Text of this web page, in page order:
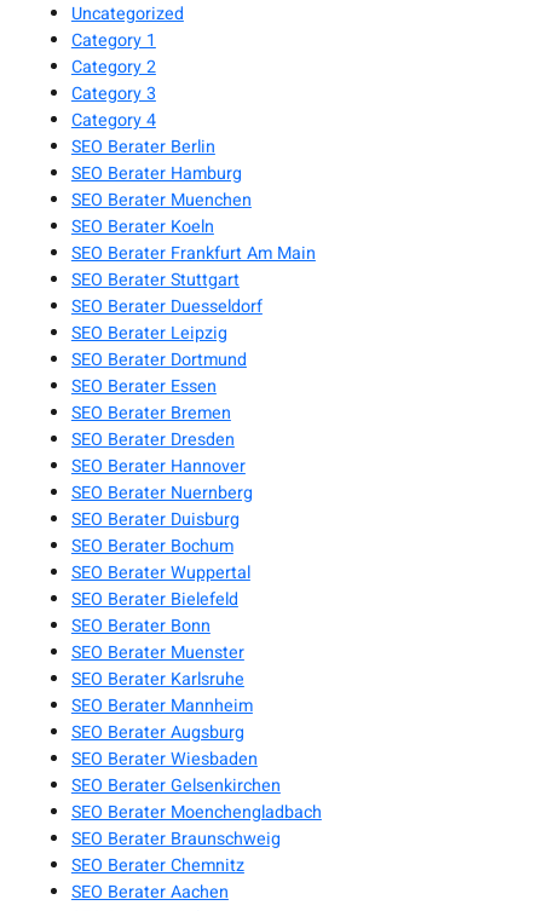
Uncategorized
Category 1
Category 2
Category 3
Category 4
SEO Berater Berlin
SEO Berater Hamburg
SEO Berater Muenchen
SEO Berater Koeln
SEO Berater Frankfurt Am Main
SEO Berater Stuttgart
SEO Berater Duesseldorf
SEO Berater Leipzig
SEO Berater Dortmund
SEO Berater Essen
SEO Berater Bremen
SEO Berater Dresden
SEO Berater Hannover
SEO Berater Nuernberg
SEO Berater Duisburg
SEO Berater Bochum
SEO Berater Wuppertal
SEO Berater Bielefeld
SEO Berater Bonn
SEO Berater Muenster
SEO Berater Karlsruhe
SEO Berater Mannheim
SEO Berater Augsburg
SEO Berater Wiesbaden
SEO Berater Gelsenkirchen
SEO Berater Moenchengladbach
SEO Berater Braunschweig
SEO Berater Chemnitz
SEO Berater Aachen